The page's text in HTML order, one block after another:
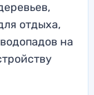
отдыха,
на